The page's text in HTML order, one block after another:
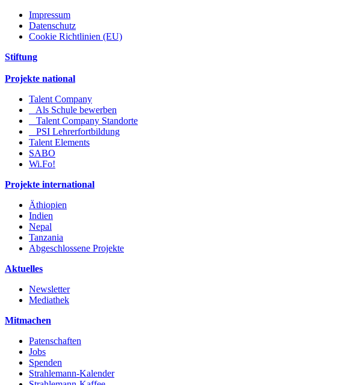
Impressum
Datenschutz
Cookie Richtlinien (EU)
Stiftung
Projekte national
Talent Company
Als Schule bewerben
Talent Company Standorte
PSI Lehrerfortbildung
Talent Elements
SABO
Wi.Fo!
Projekte international
Äthiopien
Indien
Nepal
Tanzania
Abgeschlossene Projekte
Aktuelles
Newsletter
Mediathek
Mitmachen
Patenschaften
Jobs
Spenden
Strahlemann-Kalender